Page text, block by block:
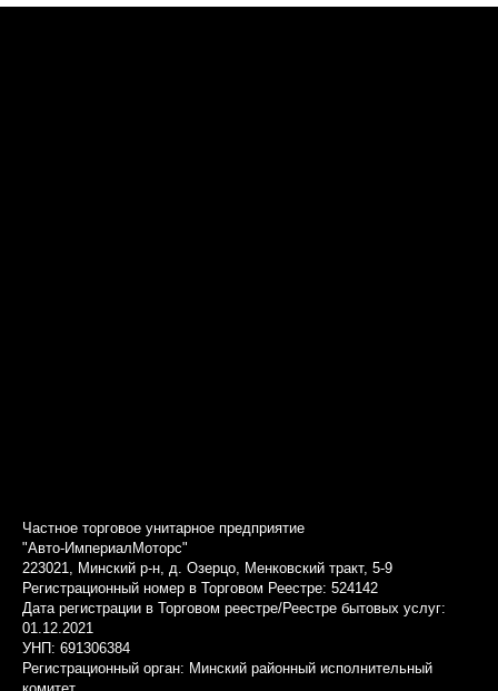
Частное торговое унитарное предприятие
"Авто-ИмпериалМоторс"
223021, Минский р-н, д. Озерцо, Менковский тракт, 5-9
Регистрационный номер в Торговом Реестре: 524142
Дата регистрации в Торговом реестре/Реестре бытовых услуг:
01.12.2021
УНП: 691306384
Регистрационный орган: Минский районный исполнительный